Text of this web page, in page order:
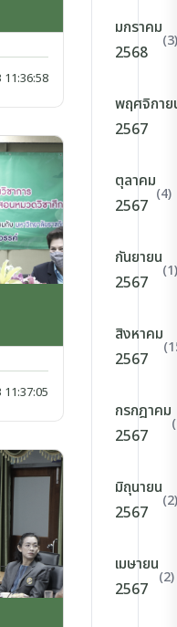
11:36:58
มกราคม
2568
(3)
พฤศจิกาย
2567
ตุลาคม
2567
(4)
กันยายน
2567
(1)
สิงหาคม
2567
กรกฎาคม
2567
มิถุนายน
2567
(2)
เมษายน
2567
(2)